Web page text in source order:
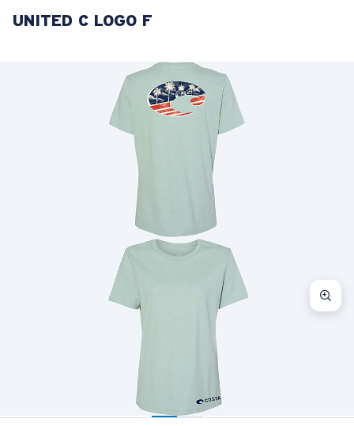
OBJETIVO ACTUALIZADO
Precio:
Cantidad:
Precio:
Sin cargo
Cantidad:
UNITED C LOGO F